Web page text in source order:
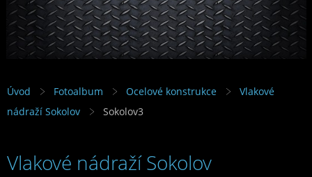
Úvod Fotoalbum Ocelové konstrukce
Vlakové
nádraží Sokolov
Sokolov3
Vlakové nádraží Sokolov